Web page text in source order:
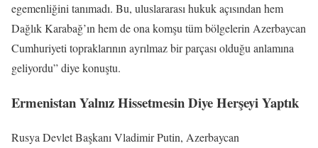
egemenliğini tanımadı. Bu, uluslararası hukuk açısından hem
Dağlık Karabağ’ın hem de ona komşu tüm bölgelerin Azerbaycan
Cumhuriyeti topraklarının ayrılmaz bir parçası olduğu anlamına
geliyordu” diye konuştu.
Ermenistan Yalnız Hissetmesin Diye Herşeyi Yaptık
Rusya Devlet Başkanı Vladimir Putin, Azerbaycan